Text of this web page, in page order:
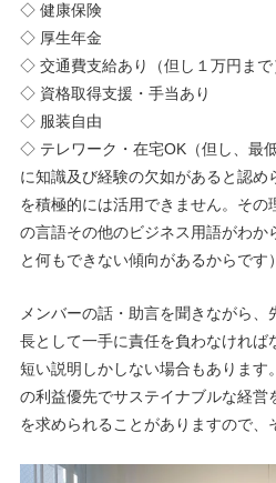
◇ 健康保険
◇ 厚生年金
◇ 交通費支給あり（但し１万円まで
◇ 資格取得支援・手当あり
◇ 服装自由
◇ テレワーク・在宅OK（但し、最
に知識及び経験の欠如があると認め
を積極的には活用できません。その
の言語その他のビジネス用語がわか
と何もできない傾向があるからです）
メンバーの話・助言を聞きながら
長として一手に責任を負わなければ
短い説明しかしない場合もあります
の利益優先でサステイナブルな経営
を求められることがありますので、